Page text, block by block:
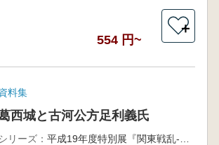
554 円~
＋
料集
西城と古河公方足利義氏
リーズ：